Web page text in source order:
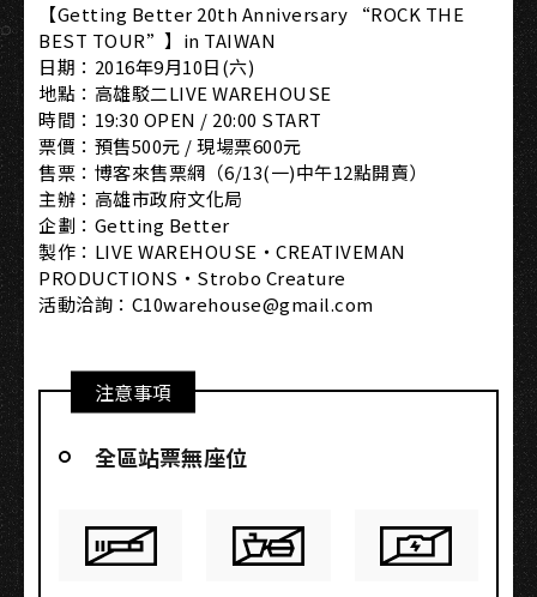
【Getting Better 20th Anniversary “ROCK THE
BEST TOUR”】in TAIWAN
日期：2016年9月10日(六)
地點：高雄駁二LIVE WAREHOUSE
時間：19:30 OPEN / 20:00 START
票價：預售500元 / 現場票600元
售票：博客來售票網（6/13(一)中午12點開賣）
主辦：高雄市政府文化局
企劃：Getting Better
製作：LIVE WAREHOUSE・CREATIVEMAN
PRODUCTIONS・Strobo Creature
活動洽詢：C10warehouse@gmail.com
注意事項
全區站票無座位